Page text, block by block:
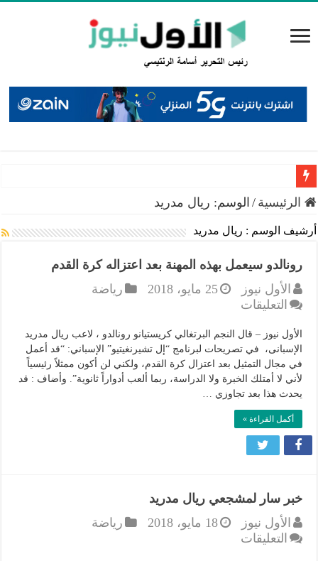
السعايدة: إغلاق 12 محطة محروقات منذ بداية العام وضبط حالات خلط بنزين
الرئيسية / الوسم: ريال مدريد
أرشيف الوسم : ريال مدريد
رونالدو سيعمل بهذه المهنة بعد اعتزاله كرة القدم
الأول نيوز
25 مايو، 2018
رياضة
التعليقات
سيعمل
بهذه
المهنة
بعد
اعتزاله
كرة
القدم
الأول نيوز – قال النجم البرتغالي كريستيانو رونالدو ، لاعب ريال مدريد
الإسبانى، في تصريحات لبرنامج “إل تشيرنغيتيو” الإسباني: “قد أعمل
في مجال التمثيل بعد اعتزال كرة القدم، ولكني لن أكون ممثلاً رئيسياً
لأني لا أمتلك الخبرة ولا الدراسة، ربما ألعب أدواراً ثانوية”. وأضاف : قد
يحدث هذا بعد تجاوزي …
أكمل القراءة »
خبر سار لمشجعي ريال مدريد
الأول نيوز
18 مايو، 2018
رياضة
التعليقات